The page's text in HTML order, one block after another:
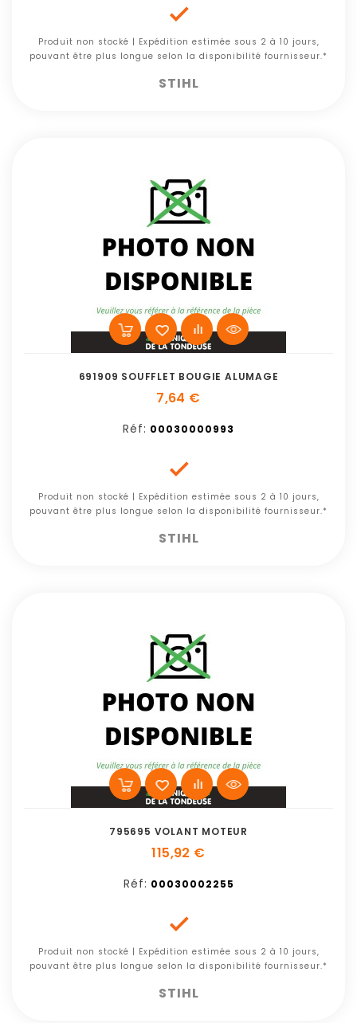

Produit non stocké | Expédition estimée sous 2 à 10 jours,
pouvant être plus longue selon la disponibilité fournisseur.*
STIHL
691909 SOUFFLET BOUGIE ALUMAGE
7,64 €
Réf: 00030000993

Produit non stocké | Expédition estimée sous 2 à 10 jours,
pouvant être plus longue selon la disponibilité fournisseur.*
STIHL
795695 VOLANT MOTEUR
115,92 €
Réf: 00030002255

Produit non stocké | Expédition estimée sous 2 à 10 jours,
pouvant être plus longue selon la disponibilité fournisseur.*
STIHL